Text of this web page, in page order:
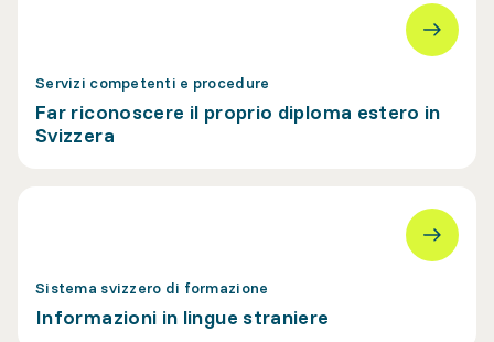
Servizi competenti e procedure
Far riconoscere il proprio diploma estero in
Svizzera
Sistema svizzero di formazione
Informazioni in lingue straniere